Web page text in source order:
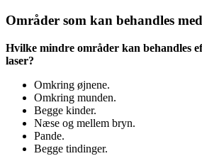
Områder som kan behandles
Hvilke mindre områder kan behandles
laser?
Omkring øjnene.
Omkring munden.
Begge kinder.
Næse og mellem bryn.
Pande.
Begge tindinger.